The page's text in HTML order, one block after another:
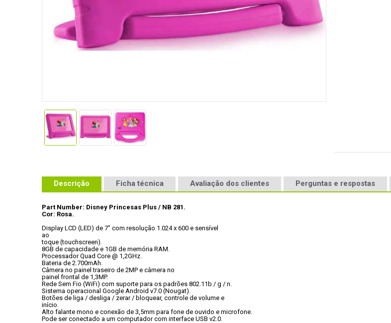
Descrição Ficha técnica Avaliação dos clientes Perguntas e respostas
Part Number: Disney Princesas Plus / NB 281.
Cor: Rosa.
Display LCD (LED) de 7" com resolução 1.024 x 600 e sensível
ao
toque (touchscreen).
8GB de capacidade e 1GB de memória RAM.
Processador Quad Core @ 1,2GHz.
Bateria de 2.700mAh.
Câmera no painel traseiro de 2MP e câmera no
painel frontal de 1,3MP.
Rede Sem Fio (WiFi) com suporte para os padrões 802.11b / g / n.
Sistema operacional Google Android v7.0 (Nougat).
Botões de liga / desliga / zerar / bloquear, controle de volume e
início.
Alto falante mono e conexão de 3,5mm para fone de ouvido e microfone.
Pode ser conectado a um computador com interface USB v2.0.